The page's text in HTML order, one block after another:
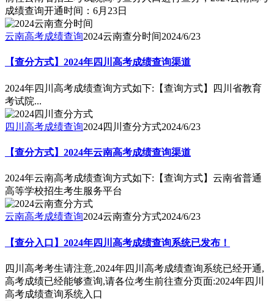
成绩查询开通时间：6月23日
云南高考成绩查询2024云南查分时间2024/6/23
【查分方式】2024年四川高考成绩查询渠道
2024年四川高考成绩查询方式如下:【查询方式】四川省教育
考试院...
四川高考成绩查询2024四川查分方式2024/6/23
【查分方式】2024年云南高考成绩查询渠道
2024年云南高考成绩查询方式如下:【查询方式】云南省普通
高等学校招生考生服务平台
云南高考成绩查询2024云南查分方式2024/6/23
【查分入口】2024年四川高考成绩查询系统已发布！
四川高考考生请注意,2024年四川高考成绩查询系统已经开通,
高考成绩已经能够查询,请各位考生前往查分页面:2024年四川
高考成绩查询系统入口